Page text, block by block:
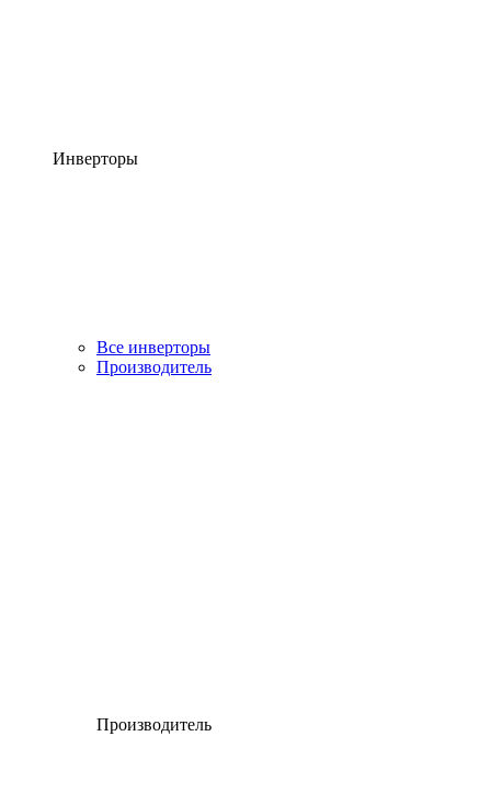
Инверторы
Все инверторы
Производитель
Производитель